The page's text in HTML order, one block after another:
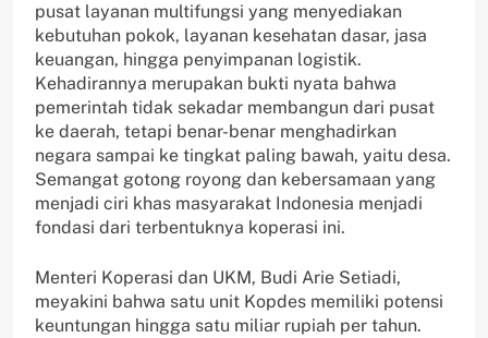
pusat layanan multifungsi yang menyediakan
kebutuhan pokok, layanan kesehatan dasar, jasa
keuangan, hingga penyimpanan logistik.
Kehadirannya merupakan bukti nyata bahwa
pemerintah tidak sekadar membangun dari pusat
ke daerah, tetapi benar-benar menghadirkan
negara sampai ke tingkat paling bawah, yaitu desa.
Semangat gotong royong dan kebersamaan yang
menjadi ciri khas masyarakat Indonesia menjadi
fondasi dari terbentuknya koperasi ini.
Menteri Koperasi dan UKM, Budi Arie Setiadi,
meyakini bahwa satu unit Kopdes memiliki potensi
keuntungan hingga satu miliar rupiah per tahun.